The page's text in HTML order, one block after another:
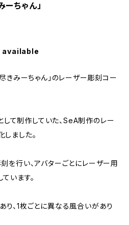
ちゃん」
きみーちゃん」のレーザー彫刻コー
て制作していた、SeA制作のレー
ました。
を行い、アバターごとにレーザー用
います。
、1枚ごとに異なる風合いがあり